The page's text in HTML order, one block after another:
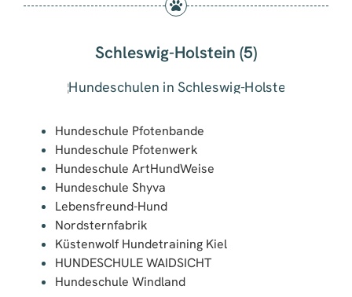
Schleswig-Holstein (5)
Hundeschule Pfotenbande
Hundeschule Pfotenwerk
Hundeschule ArtHundWeise
Hundeschule Shyva
Lebensfreund-Hund
Nordsternfabrik
Küstenwolf Hundetraining Kiel
HUNDESCHULE WAIDSICHT
Hundeschule Windland